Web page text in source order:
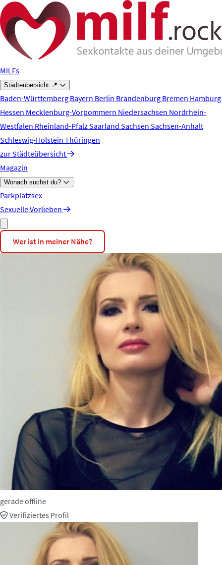
Zum Hauptinhalt springen
MILFs
Städteübersicht 📍
Baden-Württemberg Bayern Berlin Brandenburg Bremen Hamburg
Hessen Mecklenburg-Vorpommern Niedersachsen Nordrhein-
Westfalen Rheinland-PfalzSaarland Sachsen Sachsen-Anhalt
Schleswig-Holstein Thüringen
zur Städteübersicht
Magazin
Wonach suchst du?
Parkplatzsex
Sexuelle Vorlieben
Wer ist in meiner Nähe?
gerade offline
Verifiziertes Profil